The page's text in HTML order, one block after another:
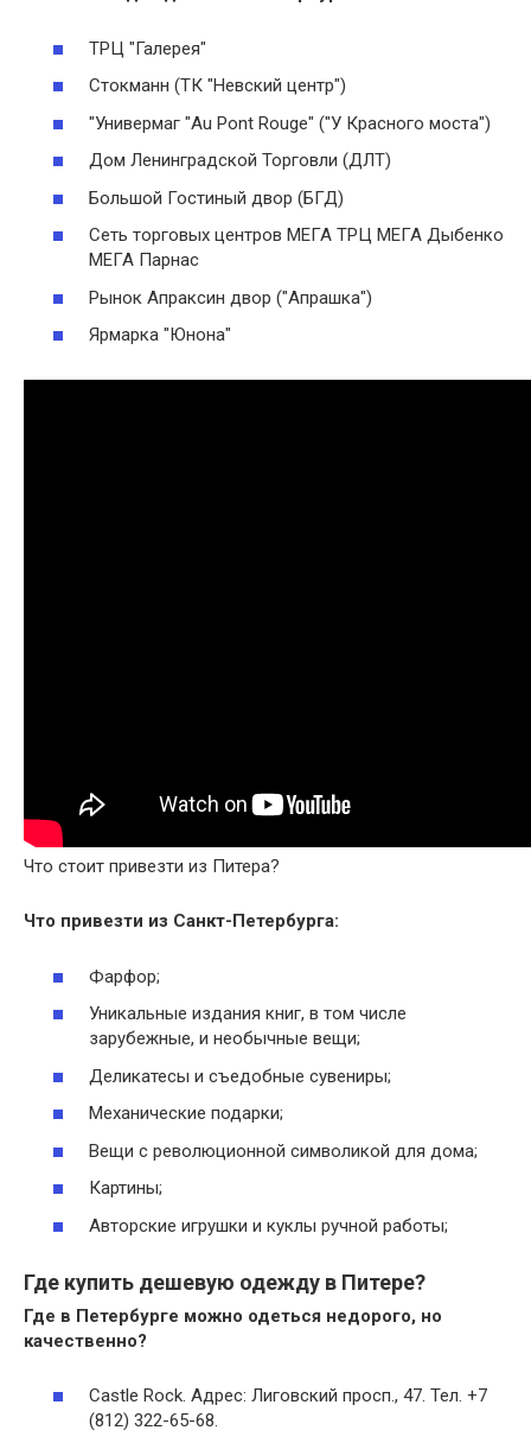
ТРЦ "Галерея"
Стокманн (ТК "Невский центр")
"Универмаг "Au Pont Rouge" ("У Красного моста")
Дом Ленинградской Торговли (ДЛТ)
Большой Гостиный двор (БГД)
Сеть торговых центров МЕГА ТРЦ МЕГА Дыбенко
МЕГА Парнас
Рынок Апраксин двор ("Апрашка")
Ярмарка "Юнона"
Что стоит привезти из Питера?
Что привезти из Санкт-Петербурга:
Фарфор;
Уникальные издания книг, в том числе
зарубежные, и необычные вещи;
Деликатесы и съедобные сувениры;
Механические подарки;
Вещи с революционной символикой для дома;
Картины;
Авторские игрушки и куклы ручной работы;
Где купить дешевую одежду в Питере?
Где в Петербурге можно одеться недорого, но
качественно?
Castle Rock. Адрес: Лиговский просп., 47. Тел. +7
(812) 322-65-68.